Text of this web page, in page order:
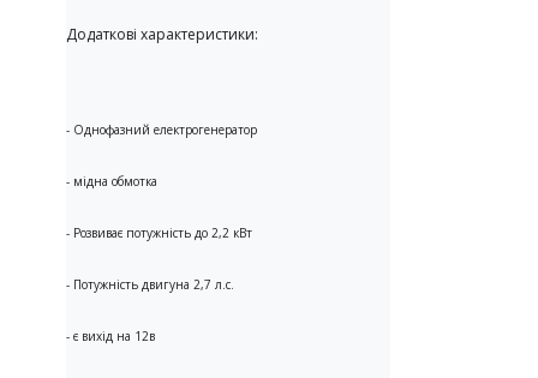
Додаткові характеристики:
- Однофазний електрогенератор
- мідна обмотка
- Розвиває потужність до 2,2 кВт
- Потужність двигуна 2,7 л.с.
- є вихід на 12в